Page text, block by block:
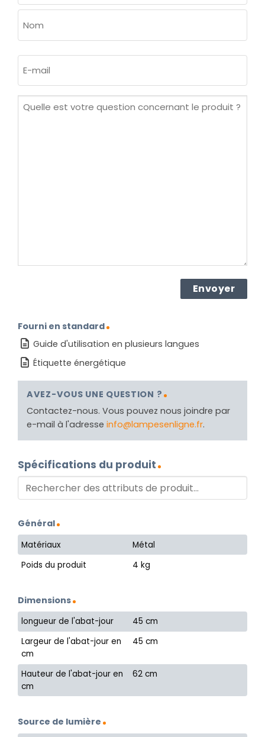
Prénom
mail
Quelle
Fourni en standard
Guide d'utilisation en plusieurs langues
Étiquette énergétique
AVEZ-VOUS UNE QUESTION ?
Contactez-nous. Vous pouvez nous joindre par
e-mail à l'adresse info@lampesenligne.fr.
Spécifications du produit
Général
Matériaux
Métal
Poids du produit
4 kg
Dimensions
longueur de l'abat-jour
45 cm
Largeur de l'abat-jour en
cm
45 cm
Hauteur de l'abat-jour en
cm
62 cm
Source de lumière